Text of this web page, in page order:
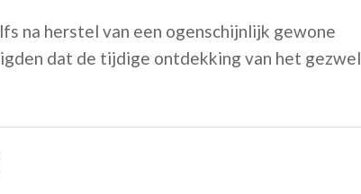
na herstel van een ogenschijnlijk gewone
dat de tijdige ontdekking van het gezwel